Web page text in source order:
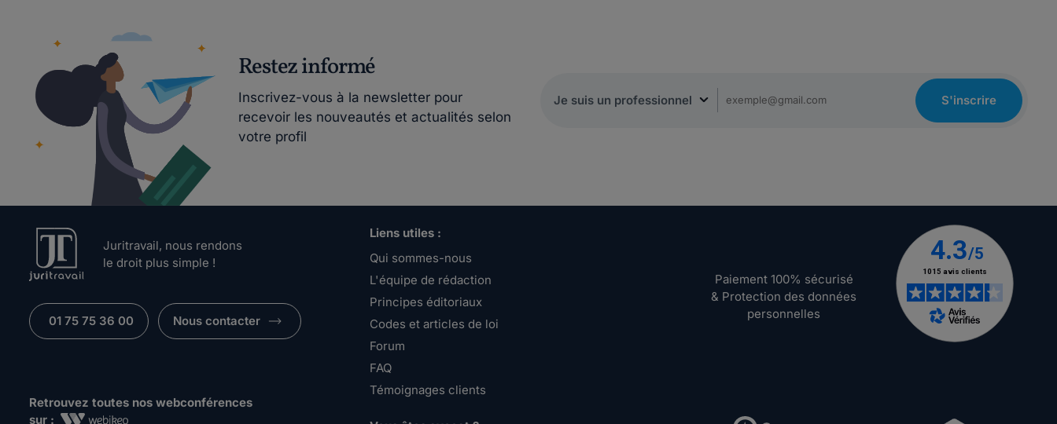
Restez informé
Inscrivez-vous à la newsletter pour
recevoir les nouveautés et actualités selon
votre profil
S'inscrire
Juritravail, nous rendons
le droit plus simple !
01 75 75 36 00 Nous contacter
Retrouvez toutes nos webconférences
sur :
Liens utiles :
Qui sommes-nous
L'équipe de rédaction
Principes éditoriaux
Codes et articles de loi
Forum
FAQ
Témoignages clients
Paiement 100% sécurisé
& Protection des données
personnelles